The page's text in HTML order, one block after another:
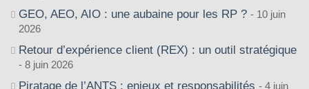
GEO, AEO, AIO : une aubaine pour les RP ?
10 juin
2026
Retour d’expérience client (REX) : un outil stratégique
8 juin 2026
Piratage de l’ANTS : enjeux et responsabilités
4 juin